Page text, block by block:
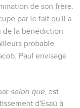
de son frère.
par le fait qu'il a
de la bénédiction
probable
Paul envisage
selon que, est
d'Esaü à